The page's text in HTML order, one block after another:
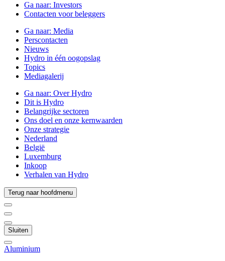
Ga naar: Investors
Contacten voor beleggers
Ga naar: Media
Perscontacten
Nieuws
Hydro in één oogopslag
Topics
Mediagalerij
Ga naar: Over Hydro
Dit is Hydro
Belangrijke sectoren
Ons doel en onze kernwaarden
Onze strategie
Nederland
België
Luxemburg
Inkoop
Verhalen van Hydro
Terug naar hoofdmenu
Sluiten
Aluminium